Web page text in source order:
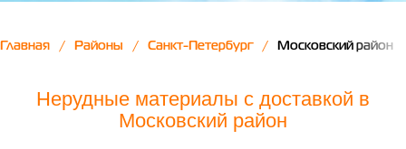
Главная Районы Санкт-Петербург Московский район
Нерудные материалы с доставкой в
Московский район